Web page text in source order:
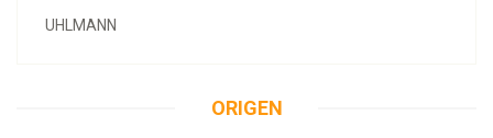
UHLMANN
ORIGEN